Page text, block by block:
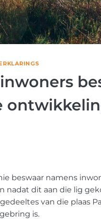
beswaar namens
nadat dit aan die lig
van die plaas
is.